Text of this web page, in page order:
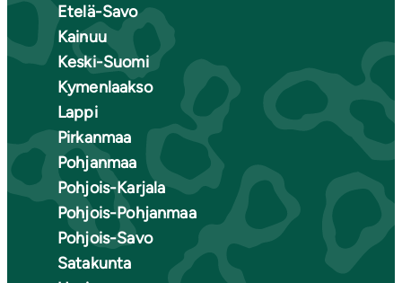
Etelä-Savo
Kainuu
Keski-Suomi
Kymenlaakso
Lappi
Pirkanmaa
Pohjanmaa
Pohjois-Karjala
Pohjois-Pohjanmaa
Pohjois-Savo
Satakunta